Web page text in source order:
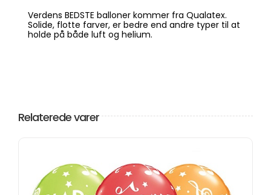
Verdens BEDSTE balloner kommer fra Qualatex.
Solide, flotte farver, er bedre end andre typer til at
holde på både luft og helium.
Relaterede varer